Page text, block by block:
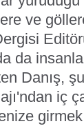
ve
da
Danış,
iç